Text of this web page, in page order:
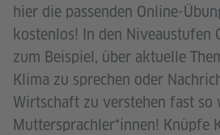
hier die passenden Online-
kostenlos! In den Niveaustufen
zum Beispiel, über aktuelle
Klima zu sprechen oder
Wirtschaft zu verstehen fast so
Muttersprachler*innen! Knüpfe